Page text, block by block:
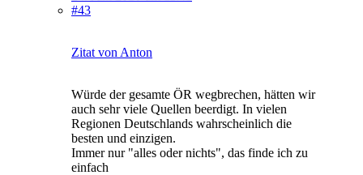
#43
Zitat von Anton
Würde der gesamte ÖR wegbrechen, hätten wir
auch sehr viele Quellen beerdigt. In vielen
Regionen Deutschlands wahrscheinlich die
besten und einzigen.
Immer nur "alles oder nichts", das finde ich zu
einfach